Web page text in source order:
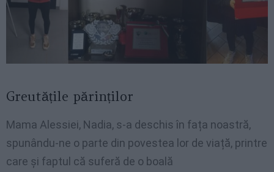
Greutățile părinților
Mama Alessiei, Nadia, s-a deschis în fața noastră,
spunându-ne o parte din povestea lor de viață, printre
care și faptul că suferă de o boală